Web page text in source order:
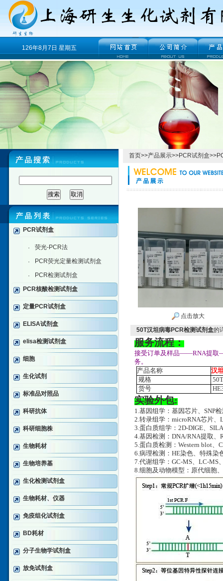
126年8月7日 星期五
PCR试剂盒
· 荧光-PCR法
· PCR荧光定量检测试剂盒
·
PCR检测试剂盒
PCR核酸检测试剂盒
定量PCR试剂盒
ELISA试剂盒
elisa检测试剂盒
细胞
生化试剂
标准品对照品
科研抗体
科研细胞株
生物耗材
生物培养基
生化检测试剂盒
生物耗材、仪器
免疫组化试剂盒
BD耗材
分子生物学试剂盒
放免试剂盒
首页>>产品展示>>PCR试剂盒>>
点击放大
50T汉坦病毒PCR检测试剂盒的
服务流程：
接受订单及样品——RNA提
务。
产品名称
汉
规格
50T
货号
实验外包:
1.基因组学：基因芯片、SNP
2.转录组学：microRNA芯片、
3.蛋白质组学：2D-DIGE、
4.基因检测：DNA/RNA提取、
5.蛋白质检测：Western blot、
6.病理检测：HE染色、特殊染
7.代谢组学：GC-MS、LC-MS
8.细胞及动物模型：原代细胞